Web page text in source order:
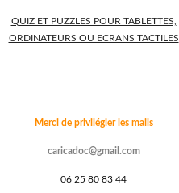
QUIZ ET PUZZLES POUR TABLETTES,
ORDINATEURS OU ECRANS TACTILES
Merci de privilégier les mails
caricadoc@gmail.com
06 25 80 83 44